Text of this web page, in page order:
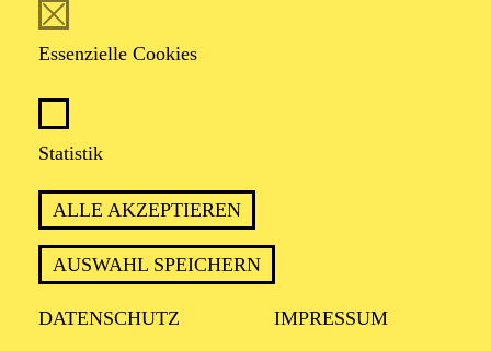
Essenzielle Cookies
Statistik
ALLE AKZEPTIEREN
AUSWAHL SPEICHERN
DATENSCHUTZ IMPRESSUM
TERMINE UND TICKETS